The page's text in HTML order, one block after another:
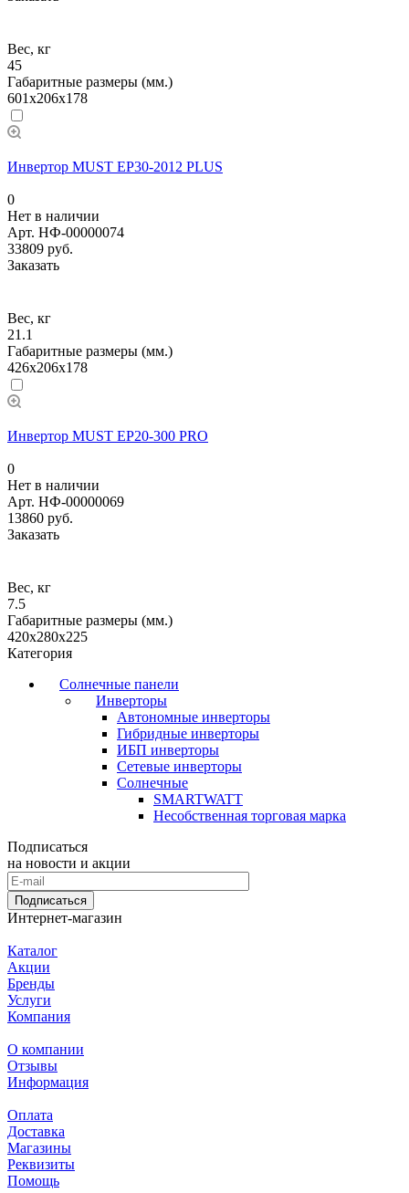
Вес, кг
45
Габаритные размеры (мм.)
601x206x178
Инвертор MUST EP30-2012 PLUS
0
Нет в наличии
Арт. НФ-00000074
33809 руб.
Заказать
Вес, кг
21.1
Габаритные размеры (мм.)
426х206х178
Инвертор MUST EP20-300 PRO
0
Нет в наличии
Арт. НФ-00000069
13860 руб.
Заказать
Вес, кг
7.5
Габаритные размеры (мм.)
420х280х225
Категория
Солнечные панели
Инверторы
Автономные инверторы
Гибридные инверторы
ИБП инверторы
Сетевые инверторы
Солнечные
SMARTWATT
Несобственная торговая марка
Подписаться
на новости и акции
Подписаться
Интернет-магазин
Каталог
Акции
Бренды
Услуги
Компания
О компании
Отзывы
Информация
Оплата
Доставка
Магазины
Реквизиты
Помощь